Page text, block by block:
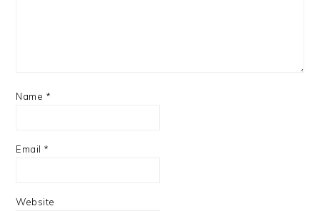
Name *
Email *
Website